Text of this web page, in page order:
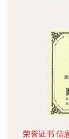
荣誉证书 信